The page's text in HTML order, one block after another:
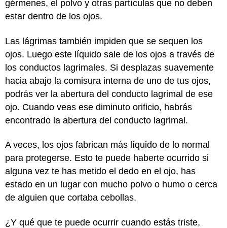
gérmenes, el polvo y otras partículas que no deben
estar dentro de los ojos.
Las lágrimas también impiden que se sequen los
ojos. Luego este líquido sale de los ojos a través de
los conductos lagrimales. Si desplazas suavemente
hacia abajo la comisura interna de uno de tus ojos,
podrás ver la abertura del conducto lagrimal de ese
ojo. Cuando veas ese diminuto orificio, habrás
encontrado la abertura del conducto lagrimal.
A veces, los ojos fabrican más líquido de lo normal
para protegerse. Esto te puede haberte ocurrido si
alguna vez te has metido el dedo en el ojo, has
estado en un lugar con mucho polvo o humo o cerca
de alguien que cortaba cebollas.
¿Y qué que te puede ocurrir cuando estás triste,